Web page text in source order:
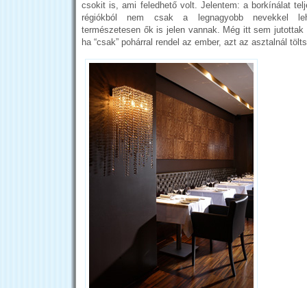
csokit is, ami feledhető volt. Jelentem: a borkínálat
régiókból nem csak a legnagyobb nevekkel
természetesen ők is jelen vannak. Még itt sem jutottak
ha “csak” pohárral rendel az ember, azt az asztalnál